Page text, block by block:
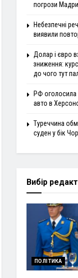
погрози
Небезпечні
виявили
Долар і євро
зниження:
до чого тут
РФ оголосила
авто в
Туреччина
суден у бік
Вибір
ПОЛІТИКА